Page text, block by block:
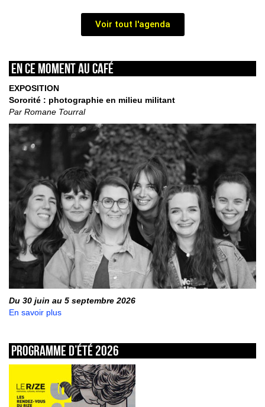
Voir tout l'agenda
En ce moment au café
EXPOSITION
Sororité : photographie en milieu militant
Par Romane Tourral
Du 30 juin au 5 septembre 2026
En savoir plus
Programme d’été 2026